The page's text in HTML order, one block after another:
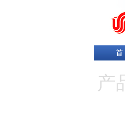
首
产